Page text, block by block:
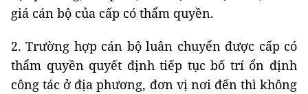
giá cán bộ của cấp có thẩm quyền.
2. Trường hợp cán bộ luân chuyển được cấp có
thẩm quyền quyết định tiếp tục bố trí ổn định
công tác ở địa phương, đơn vị nơi đến thì không